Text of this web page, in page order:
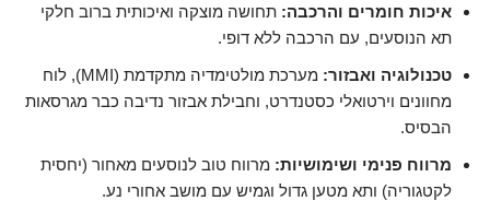
איכות חומרים והרכבה: תחושה מוצקה ואיכותית ברוב חלקי
תא הנוסעים, עם הרכבה ללא דופי.
טכנולוגיה ואבזור:
מערכת מולטימדיה מתקדמת (MMI), לוח
מחוונים וירטואלי כסטנדרט, וחבילת אבזור נדיבה כבר מגרסאות
הבסיס.
מרווח פנימי ושימושיות: מרווח טוב לנוסעים מאחור (יחסית
לקטגוריה) ותא מטען גדול וגמיש עם מושב אחורי נע.